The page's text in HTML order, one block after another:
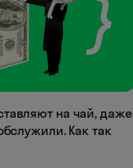
на чай, даже
Как так